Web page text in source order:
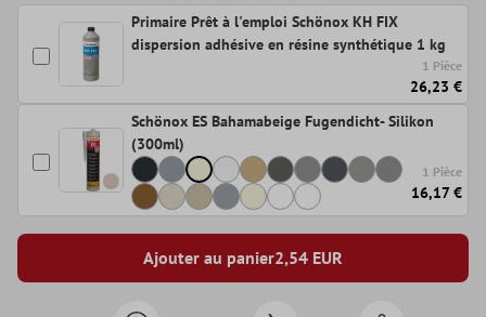
Primaire Prêt à l'emploi Schönox KH FIX
dispersion adhésive en résine synthétique 1 kg
1 Pièce
26,23 €
Schönox ES Bahamabeige Fugendicht- Silikon
(300ml)
1 Pièce
16,17 €
Ajouter au panier2,54 EUR